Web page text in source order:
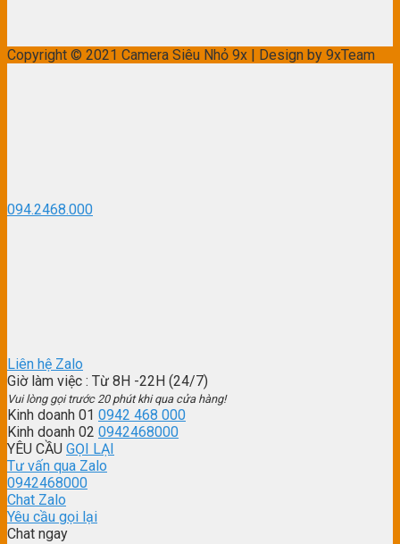
Copyright © 2021 Camera Siêu Nhỏ 9x | Design by 9xTeam
094.2468.000
Liên hệ Zalo
Giờ làm việc : Từ 8H -22H (24/7)
Vui lòng gọi trước 20 phút khi qua cửa hàng!
Kinh doanh 01 0942 468 000
Kinh doanh 02 0942468000
YÊU CẦU GỌI LẠI
Tư vấn qua Zalo
0942468000
Chat Zalo
Yêu cầu gọi lại
Chat ngay